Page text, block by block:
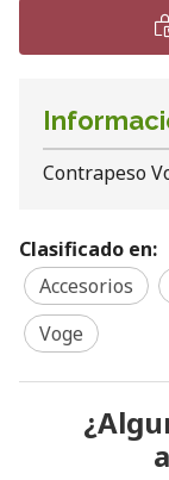
Contrapeso
Clasificado en:
Accesorios
Voge